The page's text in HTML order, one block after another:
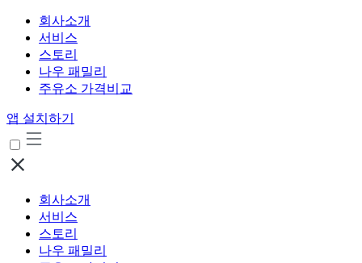
회사소개
서비스
스토리
나우 패밀리
주유소 가격비교
앱 설치하기
회사소개
서비스
스토리
나우 패밀리